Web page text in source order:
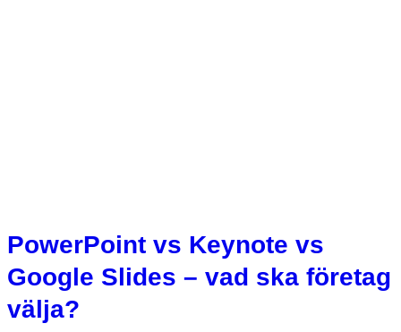
PowerPoint vs Keynote vs
Google Slides – vad ska företag
välja?